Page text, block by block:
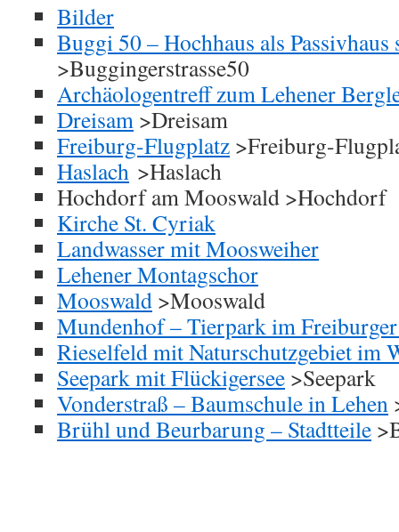
Bilder
Buggi 50 – Hochhaus als Passivhaus
>Buggingerstrasse50
Archäologentreff zum Lehener
Dreisam >Dreisam
Freiburg-Flugplatz >Freiburg-
Haslach >Haslach
Hochdorf am Mooswald >Hochdorf
Kirche St. Cyriak
Landwasser mit Moosweiher
Lehener Montagschor
Mooswald >Mooswald
Mundenhof – Tierpark im Freiburger
Rieselfeld mit Naturschutzgebiet im
Seepark mit Flückigersee >Seepark
Vonderstraß – Baumschule in Lehen
Brühl und Beurbarung – Stadtteile